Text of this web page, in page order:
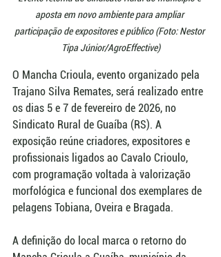
aposta em novo ambiente para ampliar
participação de expositores e público (Foto: Nestor
Tipa Júnior/AgroEffective)
O Mancha Crioula, evento organizado pela
Trajano Silva Remates, será realizado entre
os dias 5 e 7 de fevereiro de 2026, no
Sindicato Rural de Guaíba (RS). A
exposição reúne criadores, expositores e
profissionais ligados ao Cavalo Crioulo,
com programação voltada à valorização
morfológica e funcional dos exemplares de
pelagens Tobiana, Oveira e Bragada.
A definição do local marca o retorno do